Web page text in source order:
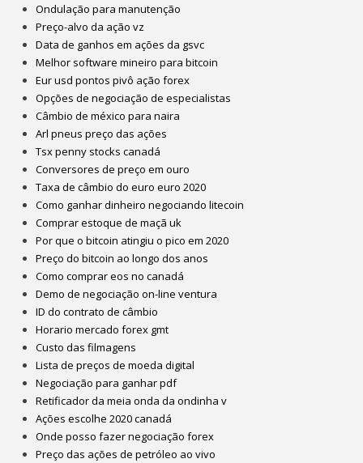
Ondulação para manutenção
Preço-alvo da ação vz
Data de ganhos em ações da gsvc
Melhor software mineiro para bitcoin
Eur usd pontos pivô ação forex
Opções de negociação de especialistas
Câmbio de méxico para naira
Arl pneus preço das ações
Tsx penny stocks canadá
Conversores de preço em ouro
Taxa de câmbio do euro euro 2020
Como ganhar dinheiro negociando litecoin
Comprar estoque de maçã uk
Por que o bitcoin atingiu o pico em 2020
Preço do bitcoin ao longo dos anos
Como comprar eos no canadá
Demo de negociação on-line ventura
ID do contrato de câmbio
Horario mercado forex gmt
Custo das filmagens
Lista de preços de moeda digital
Negociação para ganhar pdf
Retificador da meia onda da ondinha v
Ações escolhe 2020 canadá
Onde posso fazer negociação forex
Preço das ações de petróleo ao vivo